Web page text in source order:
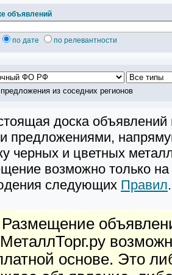
объявлений
по дате по релевантности
предложения из соседних регионов
доска
предложениями,
черных и цветных
возможно только на
следующих Правил.
Размещение
МеталлТорг.ру
основе. Это